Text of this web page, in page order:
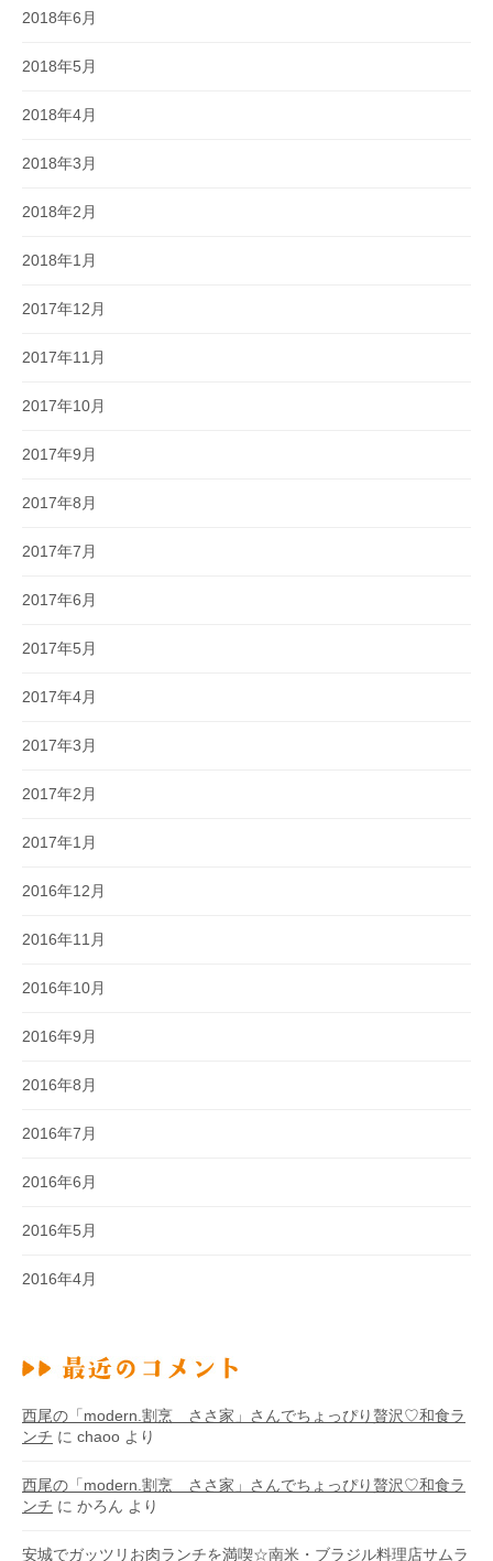
2018年6月
2018年5月
2018年4月
2018年3月
2018年2月
2018年1月
2017年12月
2017年11月
2017年10月
2017年9月
2017年8月
2017年7月
2017年6月
2017年5月
2017年4月
2017年3月
2017年2月
2017年1月
2016年12月
2016年11月
2016年10月
2016年9月
2016年8月
2016年7月
2016年6月
2016年5月
2016年4月
西尾の「modern.割烹 ささ家」さんでちょっぴり贅沢♡和食ラ
ンチ に chaoo より
西尾の「modern.割烹 ささ家」さんでちょっぴり贅沢♡和食ラ
ンチ に かろん より
安城でガッツリお肉ランチを満喫☆南米・ブラジル料理店サムラ